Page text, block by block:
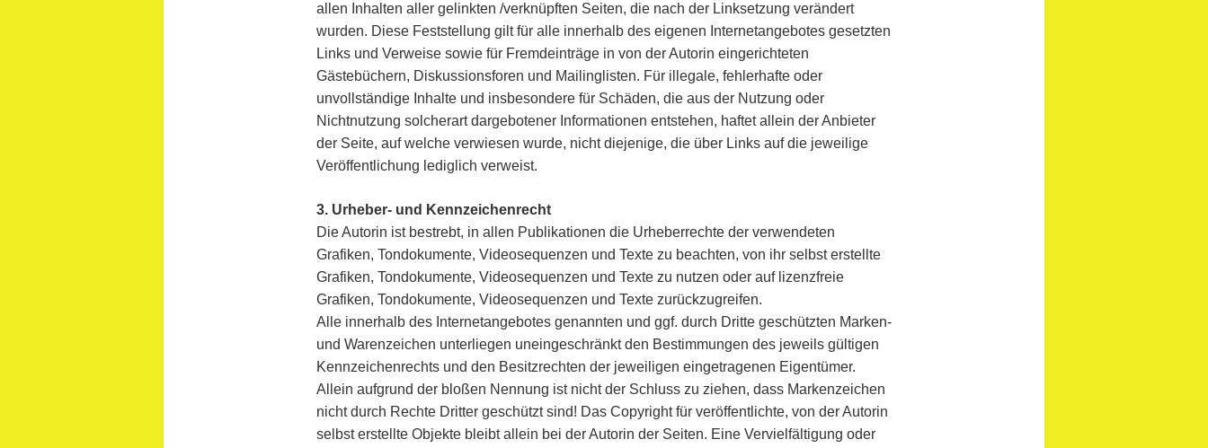
allen Inhalten aller gelinkten /verknüpften Seiten, die nach der Linksetzung verändert
wurden. Diese Feststellung gilt für alle innerhalb des eigenen Internetangebotes gesetzten
Links und Verweise sowie für Fremdeinträge in von der Autorin eingerichteten
Gästebüchern, Diskussionsforen und Mailinglisten. Für illegale, fehlerhafte oder
unvollständige Inhalte und insbesondere für Schäden, die aus der Nutzung oder
Nichtnutzung solcherart dargebotener Informationen entstehen, haftet allein der Anbieter
der Seite, auf welche verwiesen wurde, nicht diejenige, die über Links auf die jeweilige
Veröffentlichung lediglich verweist.
3. Urheber- und Kennzeichenrecht
Die Autorin ist bestrebt, in allen Publikationen die Urheberrechte der verwendeten
Grafiken, Tondokumente, Videosequenzen und Texte zu beachten, von ihr selbst erstellte
Grafiken, Tondokumente, Videosequenzen und Texte zu nutzen oder auf lizenzfreie
Grafiken, Tondokumente, Videosequenzen und Texte zurückzugreifen.
Alle innerhalb des Internetangebotes genannten und ggf. durch Dritte geschützten Marken-
und Warenzeichen unterliegen uneingeschränkt den Bestimmungen des jeweils gültigen
Kennzeichenrechts und den Besitzrechten der jeweiligen eingetragenen Eigentümer.
Allein aufgrund der bloßen Nennung ist nicht der Schluss zu ziehen, dass Markenzeichen
nicht durch Rechte Dritter geschützt sind! Das Copyright für veröffentlichte, von der Autorin
selbst erstellte Objekte bleibt allein bei der Autorin der Seiten. Eine Vervielfältigung oder